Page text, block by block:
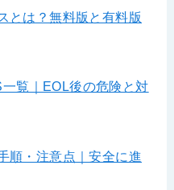
とは？無料版と有料版
覧｜EOL後の危険と対
順・注意点｜安全に進